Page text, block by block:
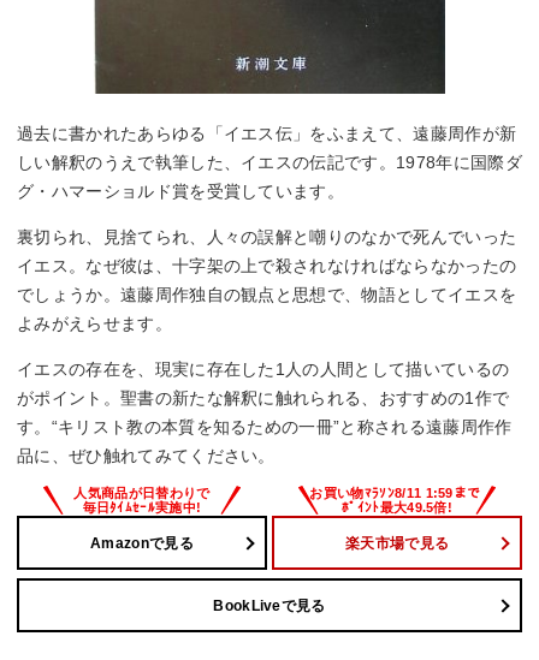
過去に書かれたあらゆる「イエス伝」をふまえて、遠藤周作が新
しい解釈のうえで執筆した、イエスの伝記です。1978年に国際ダ
グ・ハマーショルド賞を受賞しています。
裏切られ、見捨てられ、人々の誤解と嘲りのなかで死んでいった
イエス。なぜ彼は、十字架の上で殺されなければならなかったの
でしょうか。遠藤周作独自の観点と思想で、物語としてイエスを
よみがえらせます。
イエスの存在を、現実に存在した1人の人間として描いているの
がポイント。聖書の新たな解釈に触れられる、おすすめの1作で
す。“キリスト教の本質を知るための一冊”と称される遠藤周作作
品に、ぜひ触れてみてください。
Amazonで見る 楽天市場で見る
BookLiveで見る